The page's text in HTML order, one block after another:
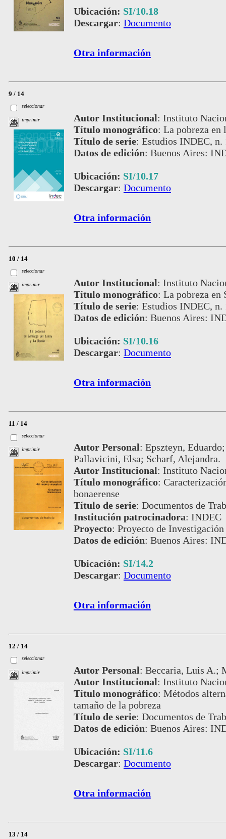
Ubicación: SI/10.18
Descargar: Documento
Otra información
9 / 14
seleccionar
imprimir Autor Institucional: Instituto
Título monográfico: La pobreza en
Título de serie: Estudios INDEC, n.
Datos de edición: Buenos Aires:
Ubicación: SI/10.17
Descargar: Documento
Otra información
10 / 14
seleccionar
imprimir Autor Institucional: Instituto
Título monográfico: La pobreza en
Título de serie: Estudios INDEC, n.
Datos de edición: Buenos Aires:
Ubicación: SI/10.16
Descargar: Documento
Otra información
11 / 14
seleccionar
imprimir Autor Personal: Epszteyn,
Pallavicini, Elsa; Scharf, Alejandra.
Autor Institucional: Instituto
Título monográfico:
bonaerense
Título de serie: Documentos de
Institución patrocinadora: INDEC
Proyecto: Proyecto de
Datos de edición: Buenos Aires:
Ubicación: SI/14.2
Descargar: Documento
Otra información
12 / 14
seleccionar
imprimir Autor Personal: Beccaria, Luis A.;
Autor Institucional: Instituto
Título monográfico: Métodos
tamaño de la pobreza
Título de serie: Documentos de
Datos de edición: Buenos Aires:
Ubicación: SI/11.6
Descargar: Documento
Otra información
13 / 14